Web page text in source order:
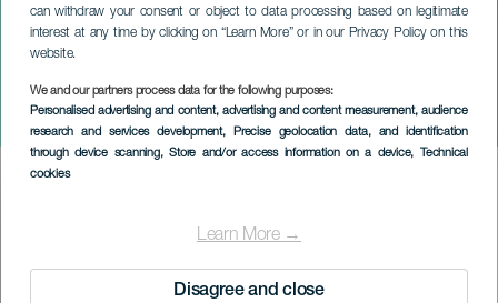
can withdraw your consent or object to data processing based on legitimate
interest at any time by clicking on “Learn More” or in our Privacy Policy on this
website.
We and our partners process data for the following purposes:
Personalised advertising and content, advertising and content measurement, audience
research and services development, Precise geolocation data, and identification
through device scanning, Store and/or access information on a device, Technical
cookies
Learn More →
Disagree and close
Marché de Barlovento :
Foire d'avril
Imagen